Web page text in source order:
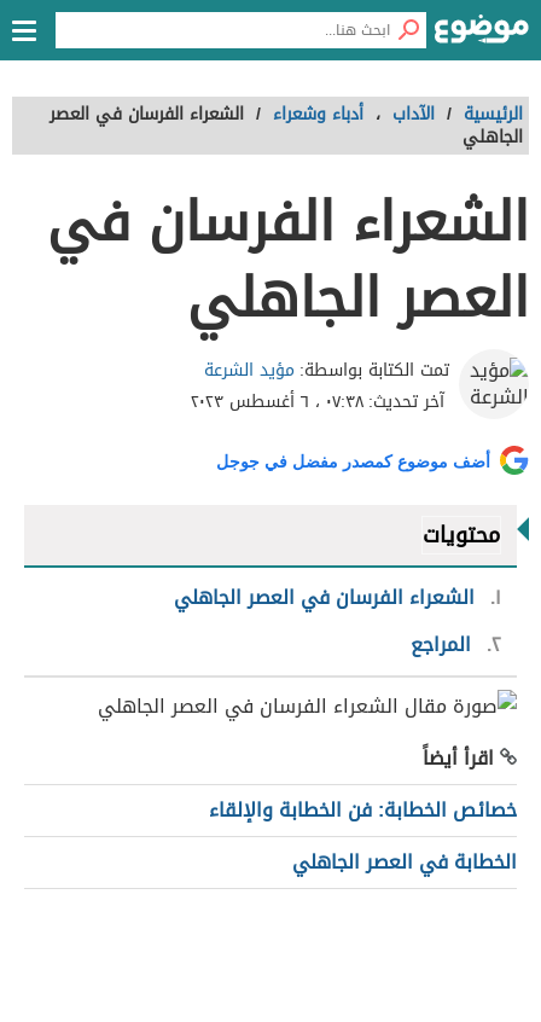
الرئيسية / الآداب ، أدباء وشعراء / الشعراء الفرسان في العصر
الجاهلي
الشعراء الفرسان في
العصر الجاهلي
تمت الكتابة بواسطة: مؤيد الشرعة
آخر تحديث:٠٧:٣٨ ، ٦ أغسطس ٢٠٢٣
أضف موضوع كمصدر مفضل في جوجل
محتويات
١
الشعراء الفرسان في العصر الجاهلي
٢ المراجع
اقرأ أيضاً
خصائص الخطابة: فن الخطابة والإلقاء
الخطابة في العصر الجاهلي